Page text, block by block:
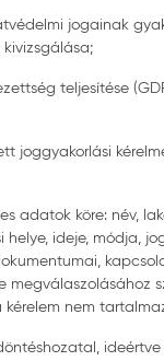
jogainak
teljesítése
joggyakorlási
adatok köre: név,
helye, ideje, módja,
megválaszolásához
nem
ideértve